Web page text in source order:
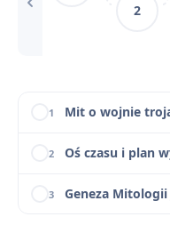
2
1
2 Oś czasu i plan
3